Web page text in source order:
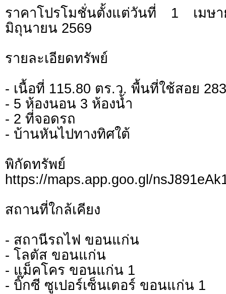
ราคาโปรโมชั่นตั้งแต่วันที่ 1 เม
มิถุนายน 2569
รายละเอียดทรัพย์
- เนื้อที่ 115.80 ตร.ว. พื้นที่ใช้สอย
- 5 ห้องนอน 3 ห้องน้ำ
- 2 ที่จอดรถ
- บ้านหันไปทางทิศใต้
พิกัดทรั
https://maps.app.goo.gl/
สถานที่ใกล้เคียง
- สถานีรถไฟ ขอนแก่น
- โลตัส ขอนแก่น
- แม็คโคร ขอนแก่น 1
- บิ๊กซี ซูเปอร์เซ็นเตอร์ ขอนแก่น 1